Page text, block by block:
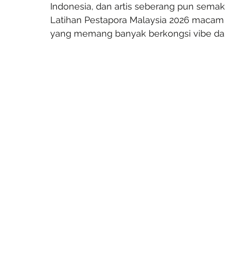
Indonesia, dan artis seberang pun
Latihan Pestapora Malaysia 2026
yang memang banyak berkongsi vibe